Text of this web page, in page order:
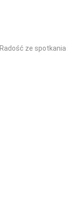
ze spotkania